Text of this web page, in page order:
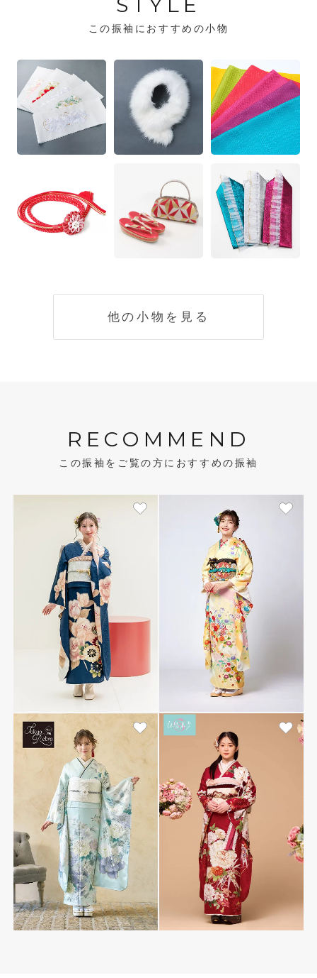
この振袖におすすめの小物
他の小物を見る
RECOMMEND
この振袖をご覧の方におすすめの振袖